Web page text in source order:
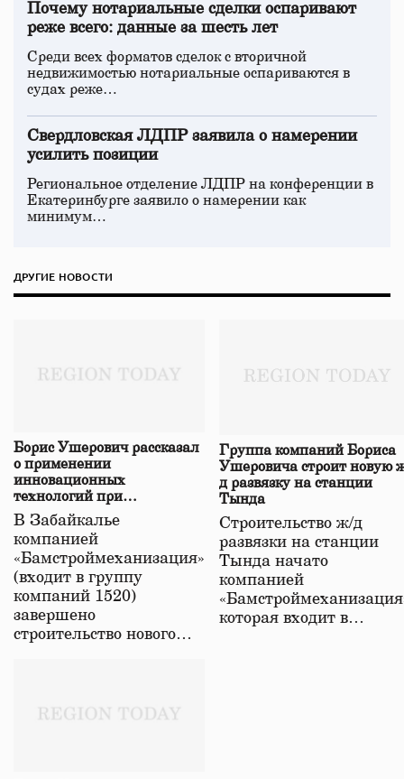
Почему нотариальные сделки оспаривают
реже всего: данные за шесть лет
Среди всех форматов сделок с вторичной
недвижимостью нотариальные оспариваются в
судах реже…
Свердловская ЛДПР заявила о намерении
усилить позиции
Региональное отделение ЛДПР на конференции в
Екатеринбурге заявило о намерении как
минимум…
ДРУГИЕ НОВОСТИ
Борис Ушерович рассказал
о применении
инновационных
технологий при
строительстве нового моста
в Забайкалье
В Забайкалье
компанией
«Бамстроймеханизация»
(входит в группу
компаний 1520)
завершено
строительство нового…
Группа компаний Бориса
Ушеровича строит новую
д развязку на станции
Тында
Строительство ж/д
развязки на станции
Тында начато
компанией
которая входит в…